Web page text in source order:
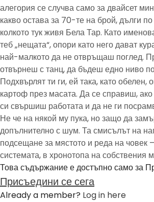
алегория се случва само за двайсет
какво остава за 70-те на брой, дълги
колкото тук живя Бела Тар. Като
теб „нещата“, опори като него дават
най-малкото да не отвръщаш поглед.
отвърнеш с танц, да бъдеш едно ниво
Подхвърлят ти ги, ей така, като
картоф през масата. Да се справиш,
си свършиш работата и да не ги
Не че на някой му пука, но защо да
допълнително с шум. Та смисълът на
подсещане за мястото и реда на човек
системата, в хронотопа на собствения
Това съдържание е достъпно само за
Присъедини се сега
Already a member? Log in here